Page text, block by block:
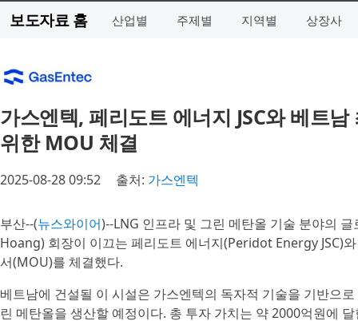
보도자료 홈 산업별 주제별 지역별 상장사
가스엔텍, 페리도트 에너지 JSC와 베트
위한 MOU 체결
2025-08-28 09:52 출처: 가스엔텍
부산--(뉴스와이어)--LNG 인프라 및 그린 메탄올 기술 분야의
Hoang) 회장이 이끄는 페리도트 에너지(Peridot Energy JSC)
서(MOU)를 체결했다.
베트남에 건설될 이 시설은 가스엔텍의 독자적 기술을 기반으
린 메탄올을 생산할 예정이다. 총 투자 가치는 약 2000억원에